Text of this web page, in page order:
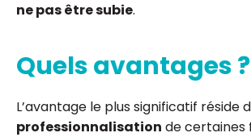
ne pas être subie.
Quels avantages ?
L’avantage le plus significatif réside
professionnalisation de certaines